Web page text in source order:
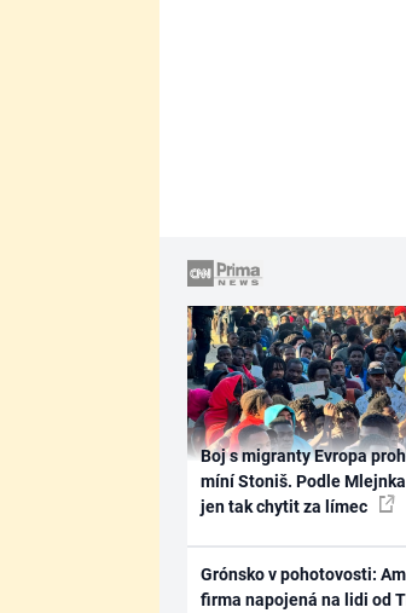
Boj s migranty Evropa
míní Stoniš. Podle
jen tak chytit za límec
Grónsko v pohotovosti:
firma napojená na lidi od